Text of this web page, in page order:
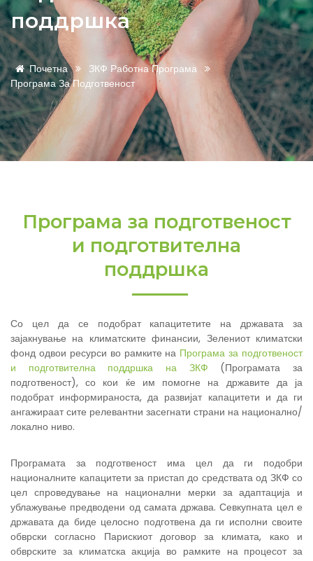
поддршка
Почетна
ЗКФ Работна Програма
Програма За Подготвеност
Програма за подготвеност
и подготвителна
поддршка
Со цел да се подобрат капацитетите на државата за
зајакнување на климатските финансии, Зелениот климатски
фонд одвои ресурси во рамките на Програма за подготвеност
и подготвителна поддршка на ЗКФ (Програмата за
подготвеност), со кои ќе им помогне на државите да ја
подобрат информираноста, да развијат капацитети и да ги
ангажираат сите релевантни засегнати страни на национално/
локално ниво.
Програмата за подготвеност има цел да ги подобри
националните капацитети за пристап до средствата од ЗКФ со
цел спроведување на национални мерки за адаптација и
ублажување предводени од самата држава. Севкупната цел е
државата да биде целосно подготвена да ги исполни своите
обврски согласно Парискиот договор за климата, како и
обврските за климатска акција во рамките на процесот за